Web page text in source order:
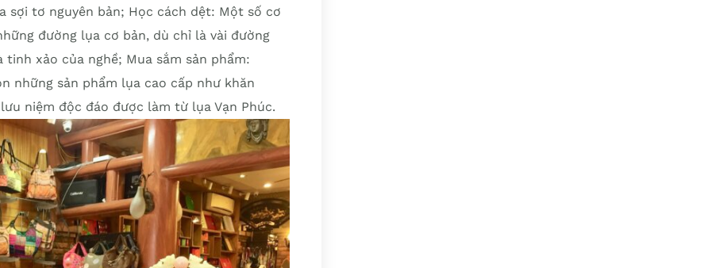
sợi tơ nguyên bản; Học cách dệt: Một số cơ
đường lụa cơ bản, dù chỉ là vài đường
xảo của nghề; Mua sắm sản phẩm:
những sản phẩm lụa cao cấp như khăn
niệm độc đáo được làm từ lụa Vạn Phúc.